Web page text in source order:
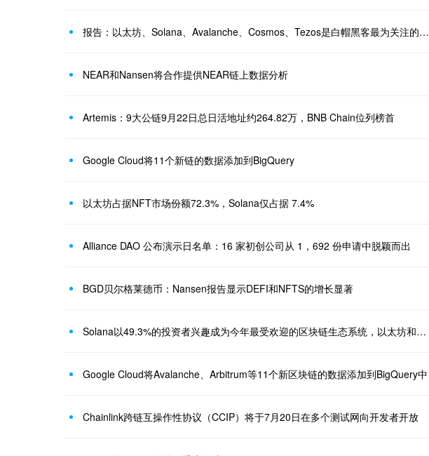
报告：以太坊、Solana、Avalanche、Cosmos、Tezos是白帽黑客最为关注的区块链
NEAR和Nansen将合作提供NEAR链上数据分析
Artemis：9大公链9月22日总日活地址约264.82万，BNB Chain位列榜首
Google Cloud将11个新链的数据添加到BigQuery
以太坊占据NFT市场份额72.3%，Solana仅占据 7.4%
Alliance DAO 公布演示日名单：16 家初创公司从 1，692 份申请中脱颖而出
BGD贝尔格莱德币：Nansen报告显示DEFI和NFTS的增长显著
Solana以49.3%的投资者兴趣成为今年最受欢迎的区块链生态系统，以太坊和BNB Chain紧随
Google Cloud将Avalanche、Arbitrum等11个新区块链的数据添加到BigQuery中
Chainlink跨链互操作性协议（CCIP）将于7月20日在多个测试网向开发者开放